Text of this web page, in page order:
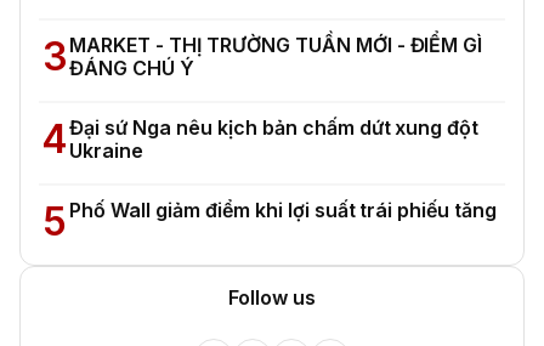
3 MARKET - THỊ TRƯỜNG TUẦN MỚI - ĐIỂM GÌ
ĐÁNG CHÚ Ý
4Đại sứ Nga nêu kịch bản chấm dứt xung đột
Ukraine
5 Phố Wall giảm điểm khi lợi suất trái phiếu tăng
Follow us